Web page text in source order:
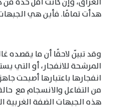
هدأت تمامًا. فأين هي
وقد تبيّن لاحقًا أن ما يقصده
المرشحة للانفجار، أو التي
انفجارها باعتبارها أصبحت
من التفاعل والانسجام مع
هذه الجبهات الضفة الغربية